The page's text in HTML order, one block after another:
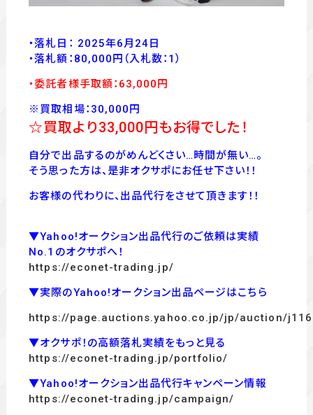
・落札日： 2025年6月24日
・落札額：80,000 円 （入札数：1）
・委託者様手取額：63,000 円
※買取相場：30,000円
☆買取より33,000円もお得でした！
自分で出品するのがめんどくさい…時間が無い…。
そう思った方は、是非オクサポにお任せ下さい！！
お客様の代わりに、出品代行をさせて頂きます！！
▼Yahoo!オークション出品代行のご依頼は実績
No.1のオクサポへ！
https://econet-trading.jp/
▼実際のYahoo!オークション出品ページはこちら
https://page.auctions.yahoo.co.jp/jp/auction/
▼オクサポ！の高額落札実績をもっと見る
https://econet-trading.jp/portfolio/
▼Yahoo!オークション出品代行キャンペーン情報
https://econet-trading.jp/campaign/